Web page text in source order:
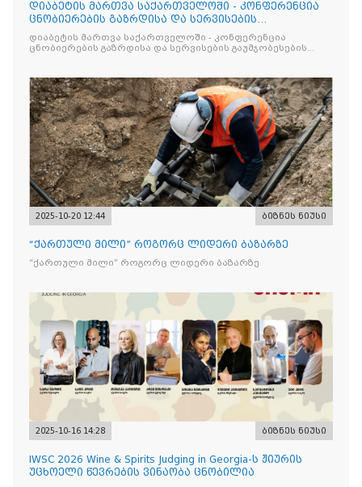
დიაბეტის მართვა საქართველოში - კონფერენცია
ცნობიერების გაზრდისა და სერვისების
გაუმჯობესების მიზნით
დიაბეტის მართვა საქართველოში - კონფერენცია
ცნობიერების გაზრდისა და სერვისების გაუმჯობესების
2025-10-20 12:44 ბიზნეს ნიუსი
“ქართული მილი” როგორც ლიდერი ბაზარზე
“ქართული მილი” როგორც ლიდერი ბაზარზე
2025-10-16 14:28 ბიზნეს ნიუსი
IWSC 2026 Wine & Spirits Judging in Georgia-ს ჟიურის
უცხოელი წევრების ვინაობა ცნობილია